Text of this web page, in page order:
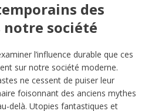
des
notre société
l’influence durable que ces
sur notre société moderne.
ne cessent de puiser leur
foisonnant des anciens mythes
delà. Utopies fantastiques et